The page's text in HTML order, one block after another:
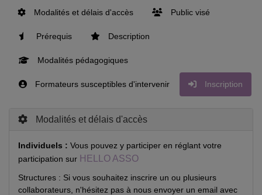
Modalités et délais d'accès Public visé
Prérequis Description
Modalités pédagogiques
Formateurs susceptibles d'intervenir Inscription
Modalités et délais d'accès
Individuels : Vous pouvez y participer en réglant votre
participation sur HELLO ASSO
Structures : Si vous souhaitez inscrire un ou plusieurs
collaborateurs, n'hésitez pas à nous envoyer un email avec